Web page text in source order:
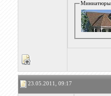
Миниатюры
23.05.2011, 09:17